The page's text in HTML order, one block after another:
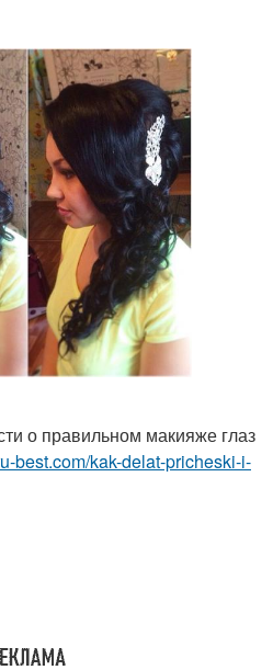
о правильном макияже глаз
best.com/kak-delat-pricheski-i-